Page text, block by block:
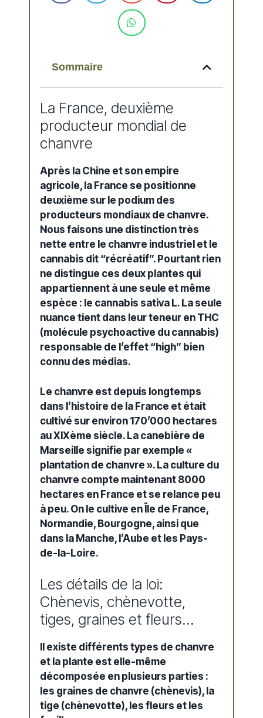
Sommaire
La France, deuxième
producteur mondial de
chanvre
Après la Chine et son empire
agricole, la France se positionne
deuxième sur le podium des
producteurs mondiaux de chanvre.
Nous faisons une distinction très
nette entre le chanvre industriel et le
cannabis dit “récréatif”. Pourtant rien
ne distingue ces deux plantes qui
appartiennent à une seule et même
espèce : le cannabis sativa L. La seule
nuance tient dans leur teneur en THC
(molécule psychoactive du cannabis)
responsable de l’effet “high” bien
connu des médias.
Le chanvre est depuis longtemps
dans l’histoire de la France et était
cultivé sur environ 170’000 hectares
au XIXème siècle. La canebière de
Marseille signifie par exemple «
plantation de chanvre ». La culture du
chanvre compte maintenant 8000
hectares en France et se relance peu
à peu. On le cultive en Île de France,
Normandie, Bourgogne, ainsi que
dans la Manche, l’Aube et les Pays-
de-la-Loire.
Les détails de la loi:
Chènevis, chènevotte,
tiges, graines et fleurs…
Il existe différents types de chanvre
et la plante est elle-même
décomposée en plusieurs parties :
les graines de chanvre (chènevis), la
tige (chènevotte), les fleurs et les